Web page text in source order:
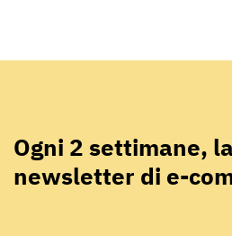
Ogni 2 settimane,
newsletter di e-